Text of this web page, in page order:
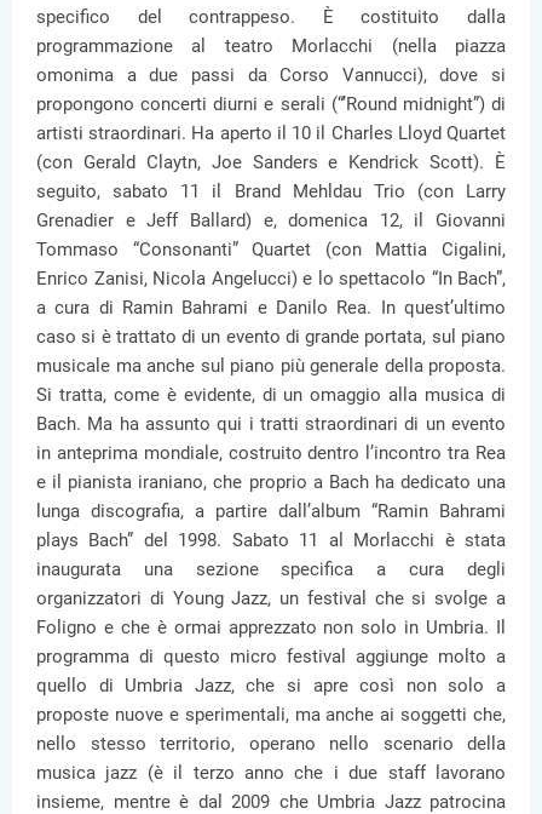
specifico del contrappeso. È costituito dalla
programmazione al teatro Morlacchi (nella piazza
omonima a due passi da Corso Vannucci), dove si
propongono concerti diurni e serali (“’Round midnight”) di
artisti straordinari. Ha aperto il 10 il Charles Lloyd Quartet
(con Gerald Claytn, Joe Sanders e Kendrick Scott). È
seguito, sabato 11 il Brand Mehldau Trio (con Larry
Grenadier e Jeff Ballard) e, domenica 12, il Giovanni
Tommaso “Consonanti” Quartet (con Mattia Cigalini,
Enrico Zanisi, Nicola Angelucci) e lo spettacolo “In Bach”,
a cura di Ramin Bahrami e Danilo Rea. In quest’ultimo
caso si è trattato di un evento di grande portata, sul piano
musicale ma anche sul piano più generale della proposta.
Si tratta, come è evidente, di un omaggio alla musica di
Bach. Ma ha assunto qui i tratti straordinari di un evento
in anteprima mondiale, costruito dentro l’incontro tra Rea
e il pianista iraniano, che proprio a Bach ha dedicato una
lunga discografia, a partire dall’album “Ramin Bahrami
plays Bach” del 1998. Sabato 11 al Morlacchi è stata
inaugurata una sezione specifica a cura degli
organizzatori di Young Jazz, un festival che si svolge a
Foligno e che è ormai apprezzato non solo in Umbria. Il
programma di questo micro festival aggiunge molto a
quello di Umbria Jazz, che si apre così non solo a
proposte nuove e sperimentali, ma anche ai soggetti che,
nello stesso territorio, operano nello scenario della
musica jazz (è il terzo anno che i due staff lavorano
insieme, mentre è dal 2009 che Umbria Jazz patrocina